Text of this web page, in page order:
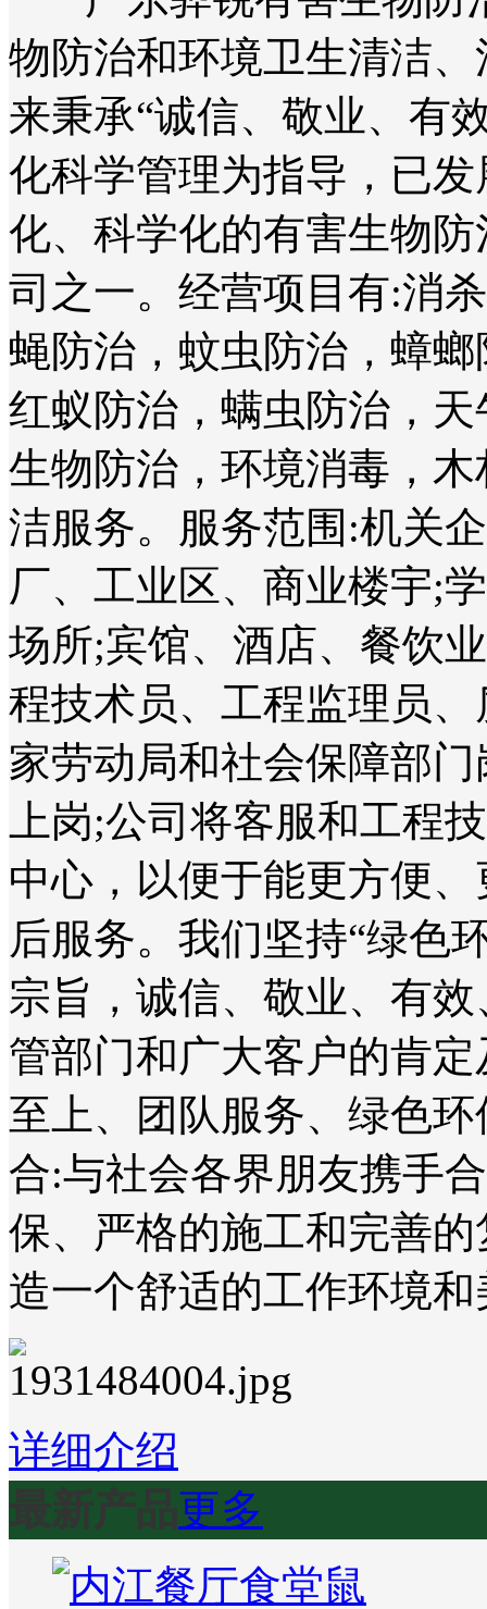
物防治和环境卫生清洁
来秉承“诚信、敬业、有
化科学管理为指导，已
化、科学化的有害生物
司之一。经营项目有:消
蝇防治，蚊虫防治，蟑
红蚁防治，螨虫防治，
生物防治，环境消毒，
洁服务。服务范围:机关
厂、工业区、商业楼宇;
场所;宾馆、酒店、餐饮
程技术员、工程监理员
家劳动局和社会保障部
上岗;公司将客服和工程
中心，以便于能更方便
后服务。我们坚持“绿色
宗旨，诚信、敬业、有
管部门和广大客户的肯
至上、团队服务、绿色
合:与社会各界朋友携手
保、严格的施工和完善
造一个舒适的工作环境
详细介绍
最新产品更多